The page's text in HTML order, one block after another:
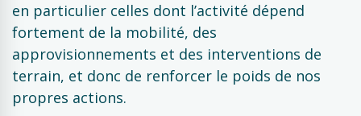
en particulier celles dont l’activité dépend
fortement de la mobilité, des
approvisionnements et des interventions de
terrain, et donc de renforcer le poids de nos
propres actions.